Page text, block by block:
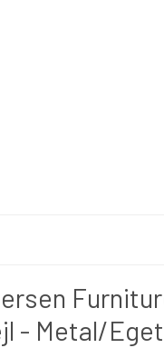
- Metal/